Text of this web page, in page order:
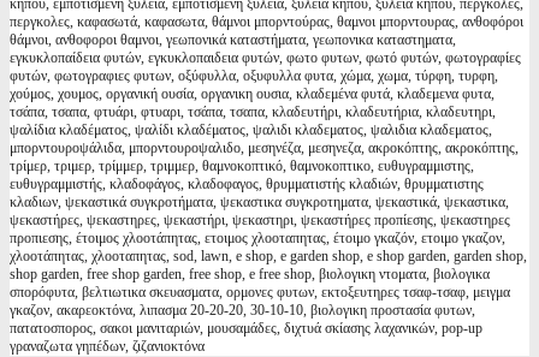
κήπου, εμποτισμένη ξυλεία, εμποτισμενη ξυλεια, ξυλεία κήπου, ξυλεια κηπου, πέργκολες,
περγκολες, καφασωτά, καφασωτα, θάμνοι μπορντούρας, θαμνοι μπορντουρας, ανθοφόροι
θάμνοι, ανθοφοροι θαμνοι, γεωπονικά καταστήματα, γεωπονικα καταστηματα,
εγκυκλοπαίδεια φυτών, εγκυκλοπαιδεια φυτών, φωτο φυτων, φωτό φυτών, φωτογραφίες
φυτών, φωτογραφιες φυτων, οξύφυλλα, οξυφυλλα φυτα, χώμα, χωμα, τύρφη, τυρφη,
χούμος, χουμος, οργανική ουσία, οργανικη ουσια, κλαδεμένα φυτά, κλαδεμενα φυτα,
τσάπα, τσαπα, φτυάρι, φτυαρι, τσάπα, τσαπα, κλαδευτήρι, κλαδευτήρια, κλαδευτηρι,
ψαλίδια κλαδέματος, ψαλίδι κλαδέματος, ψαλιδι κλαδεματος, ψαλιδια κλαδεματος,
μπορντουροψάλιδα, μπορντουροψαλιδο, μεσηνέζα, μεσηνεζα, ακροκόπτης, ακροκόπτης,
τρίμερ, τριμερ, τρίμμερ, τριμμερ, θαμνοκοπτικό, θαμνοκοπτικο, ευθυγραμμιστης,
ευθυγραμμιστής, κλαδοφάγος, κλαδοφαγος, θρυμματιστής κλαδιών, θρυμματιστης
κλαδιων, ψεκαστικά συγκροτήματα, ψεκαστικα συγκροτηματα, ψεκαστικά, ψεκαστικα,
ψεκαστήρες, ψεκαστηρες, ψεκαστήρι, ψεκαστηρι, ψεκαστήρες προπίεσης, ψεκαστηρες
προπιεσης, έτοιμος χλοοτάπητας, ετοιμος χλοοταπητας, έτοιμο γκαζόν, ετοιμο γκαζον,
χλοοτάπητας, χλοοταπητας, sod, lawn, e shop, e garden shop, e shop garden, garden shop,
shop garden, free shop garden, free shop, e free shop, βιολογικη ντοματα, βιολογικα
σπορόφυτα, βελτιωτικα σκευασματα, ορμονες φυτων, εκτοξευτηρες τσαφ-τσαφ, μειγμα
γκαζον, ακαρεοκτόνα, λιπασμα 20-20-20, 30-10-10, βιολογικη προστασία φυτων,
πατατοσπορος, σακοι μανιταριών, μουσαμάδες, διχτυά σκίασης λαχανικών, pop-up
γραναζωτα γηπέδων, ζιζανιοκτόνα